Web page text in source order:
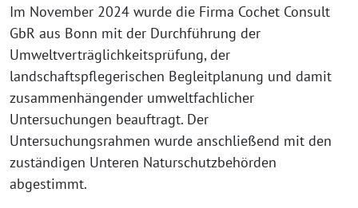
Im November 2024 wurde die Firma Cochet Consult
GbR aus Bonn mit der Durchführung der
Umweltverträglichkeitsprüfung, der
landschaftspflegerischen Begleitplanung und damit
zusammenhängender umweltfachlicher
Untersuchungen beauftragt. Der
Untersuchungsrahmen wurde anschließend mit den
zuständigen Unteren Naturschutzbehörden
abgestimmt.